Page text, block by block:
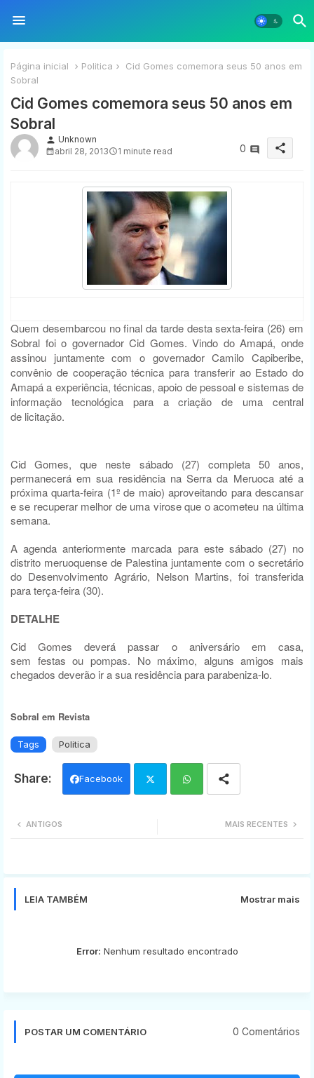
Página inicial Politica
Cid Gomes comemora seus 50 anos em
Sobral
Cid Gomes comemora seus 50 anos em
Sobral
person Unknown
abril 28, 2013
1 minute read 0 share
Quem desembarcou no final da tarde desta sexta-feira (26) em
Sobral foi o governador Cid Gomes. Vindo do Amapá, onde
assinou juntamente com o governador Camilo Capiberibe,
convênio de cooperação técnica para transferir ao Estado do
Amapá a experiência, técnicas, apoio de pessoal e sistemas de
informação tecnológica para a criação de uma central
de licitação.
Cid Gomes, que neste sábado (27) completa 50 anos,
permanecerá em sua residência na Serra da Meruoca até a
próxima quarta-feira (1º de maio) aproveitando para descansar
e se recuperar melhor de uma virose que o acometeu na última
semana.
A agenda anteriormente marcada para este sábado (27) no
distrito meruoquense de Palestina juntamente com o secretário
do Desenvolvimento Agrário, Nelson Martins, foi transferida
para terça-feira (30).
DETALHE
Cid Gomes deverá passar o aniversário em casa,
sem festas ou pompas. No máximo, alguns amigos mais
chegados deverão ir a sua residência para parabeniza-lo.
Sobral em Revista
Tags Politica
Facebook
MAIS RECENTES
ANTIGOS
LEIA TAMBÉM Mostrar mais
Error: Nenhum resultado encontrado
POSTAR UM COMENTÁRIO 0 Comentários